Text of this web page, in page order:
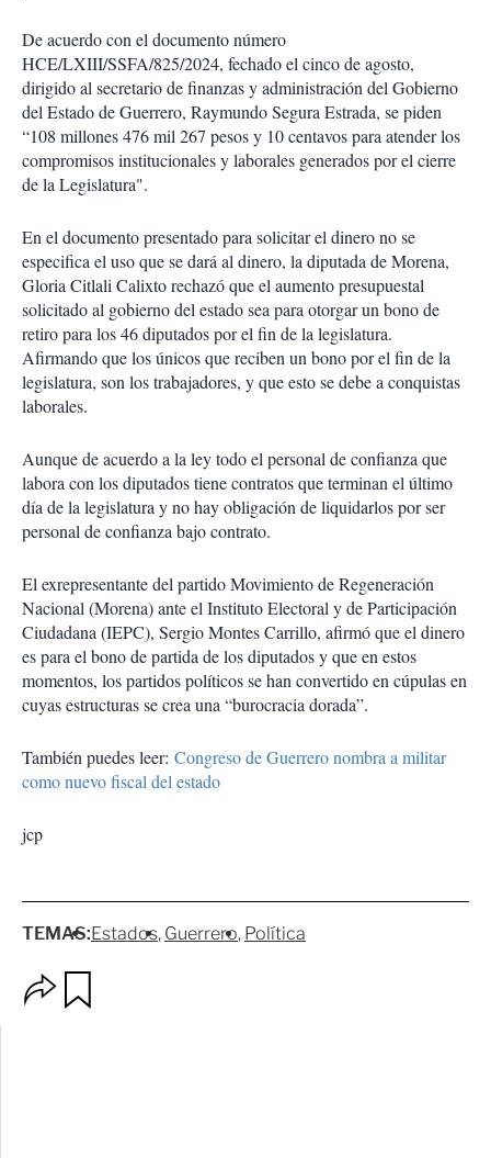
De acuerdo con el documento número
HCE/LXIII/SSFA/825/2024, fechado el cinco de agosto,
dirigido al secretario de finanzas y administración del Gobierno
del Estado de Guerrero, Raymundo Segura Estrada, se piden
“108 millones 476 mil 267 pesos y 10 centavos para atender los
compromisos institucionales y laborales generados por el cierre
de la Legislatura".
En el documento presentado para solicitar el dinero no se
especifica el uso que se dará al dinero, la diputada de Morena,
Gloria Citlali Calixto rechazó que el aumento presupuestal
solicitado al gobierno del estado sea para otorgar un bono de
retiro para los 46 diputados por el fin de la legislatura.
Afirmando que los únicos que reciben un bono por el fin de la
legislatura, son los trabajadores, y que esto se debe a conquistas
laborales.
Aunque de acuerdo a la ley todo el personal de confianza que
labora con los diputados tiene contratos que terminan el último
día de la legislatura y no hay obligación de liquidarlos por ser
personal de confianza bajo contrato.
El exrepresentante del partido Movimiento de Regeneración
Nacional (Morena) ante el Instituto Electoral y de Participación
Ciudadana (IEPC), Sergio Montes Carrillo, afirmó que el dinero
es para el bono de partida de los diputados y que en estos
momentos, los partidos políticos se han convertido en cúpulas en
cuyas estructuras se crea una “burocracia dorada”.
También puedes leer: Congreso de Guerrero nombra a militar
como nuevo fiscal del estado
jcp
TEMAS:Estados Guerrero Política